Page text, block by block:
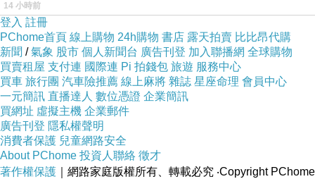
規格/容量
30ml+80g＊2
妝廣字號
北市衛粧廣字第105030486、
105040911 號
目的功效
清潔, 保濕, 抗皺
適用膚質
各種肌膚
貨源(公司貨/
平輸)
公司貨
14 小時前
登入 註冊
PChome首頁 線上購物 24h購物 書店 露天拍賣 比比昂代購
新聞 /氣象 股市 個人新聞台 廣告刊登 加入聯播網 全球購物
買賣租屋 支付連 國際連 Pi 拍錢包 旅遊 服務中心
買車 旅行團 汽車險推薦 線上麻將 雜誌 星座命理 會員中心
一元簡訊 直播達人 數位憑證 企業簡訊
買網址 虛擬主機 企業郵件
廣告刊登 隱私權聲明
消費者保護 兒童網路安全
About PChome 投資人聯絡 徵才
著作權保護 ｜網路家庭版權所有、轉載必究 ‧Copyright PChome